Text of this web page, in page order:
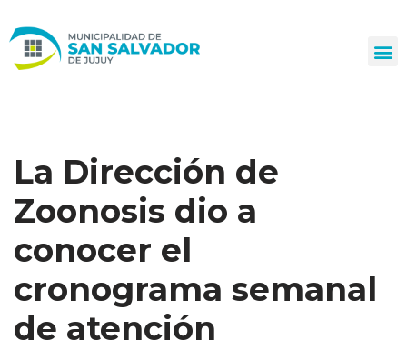
al
La Dirección de
Zoonosis dio a
conocer el
cronograma semanal
de atención